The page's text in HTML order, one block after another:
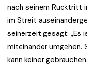
nach seinem Rücktritt
im Streit
seinerzeit gesagt: „Es
miteinander umgehen.
kann keiner